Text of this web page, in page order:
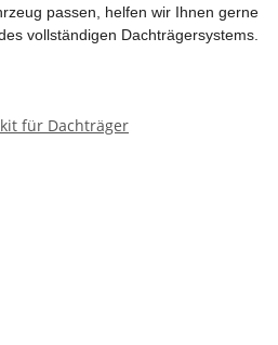
passen, helfen wir Ihnen gerne
vollständigen Dachträgersystems.